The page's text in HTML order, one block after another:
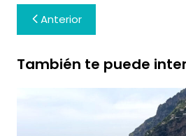
Navegación
de
entradas
Anterior
También te puede